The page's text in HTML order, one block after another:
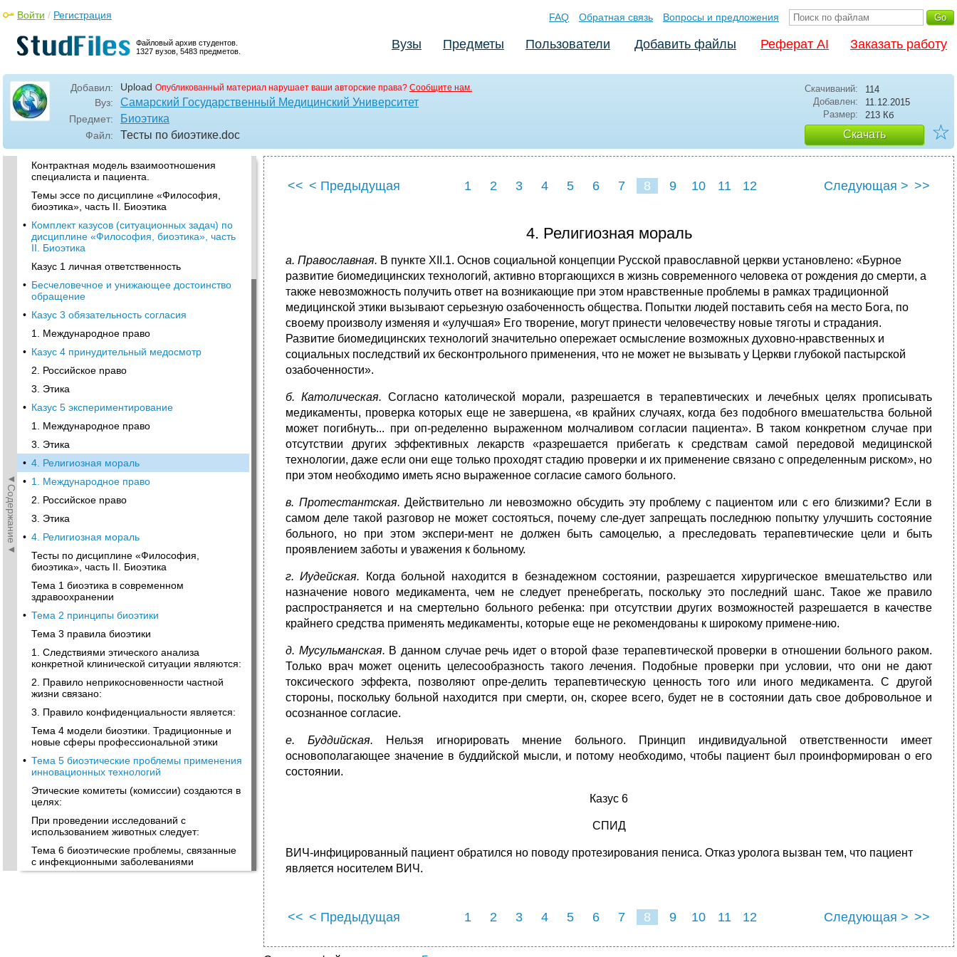
Файловый архив студентов.
1327 вузов, 5483 предметов.
Войти / Регистрация FAQ Обратная связь Вопросы и предложения
Вузы Предметы Пользователи Добавить файлы Реферат AI Заказать работу
Добавил: Upload Опубликованный материал нарушает ваши авторские права? Сообщите нам.
Вуз: Самарский Государственный Медицинский Университет
Предмет: Биоэтика
Файл: Тесты по биоэтике.doc
Скачиваний:
114
Добавлен:
11.12.2015
Размер:
213 Кб
Скачать ☆
◄Содержание◄
• Часть II. Биоэтика
Паспорт фонда оценочных средств по
дисциплине «Философия, биоэтика», часть
II. Биоэтика
• Темы рефератов по дисциплине
«Философия, биоэтика», часть II. Биоэтика
Нравственная основа профессиональной
деятельности в сфере здравоохранения.
Патернализм и антипатернализм в
здравоохранении.
Контрактная модель взаимоотношения
специалиста и пациента.
Темы эссе по дисциплине «Философия,
биоэтика», часть II. Биоэтика
• Комплект казусов (ситуационных задач) по
дисциплине «Философия, биоэтика», часть
II. Биоэтика
Казус 1 личная ответственность
• Бесчеловечное и унижающее достоинство
обращение
• Казус 3 обязательность согласия
1. Международное право
• Казус 4 принудительный медосмотр
2. Российское nраво
3. Этика
• Казус 5 экспериментирование
1. Международное право
3. Этика
• 4. Религиозная мораль
• 1. Международное право
2. Российское nраво
3. Этика
• 4. Религиозная мораль
Тесты по дисциплине «Философия,
биоэтика», часть II. Биоэтика
Тема 1 биоэтика в современном
здравоохранении
• Тема 2 принципы биоэтики
Тема 3 правила биоэтики
1. Следствиями этического анализа
конкретной клинической ситуации являются:
2. Правило неприкосновенности частной
жизни связано:
3. Правило конфиденциальности является:
Тема 4 модели биоэтики. Традиционные и
новые сферы профессиональной этики
• Тема 5 биоэтические проблемы применения
инновационных технологий
Этические комитеты (комиссии) создаются в
целях:
При проведении исследований с
использованием животных следует:
Тема 6 биоэтические проблемы, связанные
с инфекционными заболеваниями
<< < Предыдущая 1 2 3 4 5 6 7 8 9 10 11 12 Следующая > >>
4. Религиозная мораль
а. Православная. В пункте XII.1. Основ социальной концепции Русской православной церкви установлено: «Бурное
развитие биомедицинских технологий, активно вторгающихся в жизнь современного человека от рождения до смерти, а
также невозможность получить ответ на возникаю­щие при этом нравственные проблемы в рамках традиционной
медицинской этики вызывают серьезную озабоченность общест­ва. Попытки людей поставить себя на место Бога, по
своему произволу изменяя и «улучшая» Его творение, могут принести человечеству новые тяготы и страдания.
Развитие биомедицин­ских технологий значительно опережает осмысление возможных духовно-нравственных и
социальных последствий их бескон­трольного применения, что не может не вызывать у Церкви глу­бокой пастырской
озабоченности».
б. Католическая. Согласно католической морали, разрешается в тера­певтических и лечебных целях прописывать
медикаменты, проверка ко­торых еще не завершена, «в крайних случаях, когда без подобного вмеша­тельства больной
может погибнуть... при оп-ределенно выраженном мол­чаливом согласии пациента». В таком конкретном случае при
отсутствии других эффективных лекарств «разрешается прибегать к средствам самой передовой медицинской
технологии, даже если они еще только про­ходят стадию проверки и их применение связано с определенным рис­ком», но
при этом необходимо иметь ясно выраженное согласие самого больного.
в. Протестантская. Действительно ли невозможно обсудить эту про­блему с пациентом или с его близкими? Если в
самом деле такой разговор не может состояться, почему сле-дует запрещать последнюю попытку улучшить состояние
больного, но при этом экспери-мент не должен быть самоцелью, а преследовать терапевтические цели и быть
проявлением заботы и уважения к больному.
г. Иудейская. Когда больной находится в безнадежном состоянии, разре­шается хирургическое вмешательство или
назначение нового медикамен­та, чем не следует пренебрегать, поскольку это последний шанс. Такое же правило
распространяется и на смертельно больного ребенка: при от­сутствии других возможностей разрешается в качестве
крайнего средства применять медикаменты, которые еще не рекомендованы к широкому примене-нию.
д. Мусульманская. В данном случае речь идет о второй фазе терапевтической проверки в отношении больного раком.
Только врач может оценить целесообразность такого лечения. Подобные проверки при условии, что они не дают
токсического эффекта, позволяют опре-делить терапевтическую ценность того или иного медикамента. С другой
стороны, по­скольку больной находится при смерти, он, скорее всего, будет не в состоянии дать свое добровольное и
осознанное согласие.
е. Буддийская. Нельзя игнорировать мнение больного. Принцип индиви­дуальной ответственности имеет
основополагающее значение в буддий­ской мысли, и потому необходимо, чтобы пациент был проинформирован о его
состоянии.
Казус 6
СПИД
ВИЧ-инфицированный пациент обратился но поводу протезирования пениса. Отказ уролога вызван тем, что пациент
является носителем ВИЧ.
<< < Предыдущая 1 2 3 4 5 6 7 8 9 10 11 12 Следующая > >>